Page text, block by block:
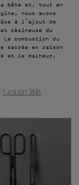
bête et, tout en
nous avons
à l’ajout de
résineuse du
combustion du
sacrée en raison
et le malheur.
1.416.531.3581